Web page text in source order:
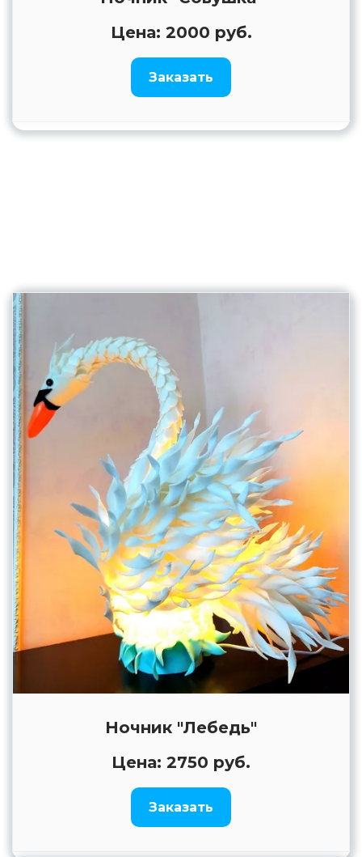
Цена: 2000 руб.
Заказать
Ночник "Лебедь"
Цена: 2750 руб.
Заказать